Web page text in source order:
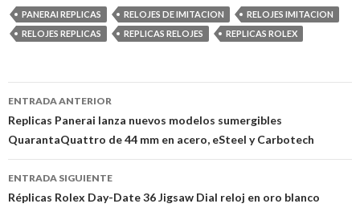
PANERAI REPLICAS RELOJES DE IMITACION
RELOJES IMITACION
RELOJES REPLICAS
REPLICAS RELOJES REPLICAS ROLEX
Ir
a
la
entrada
ENTRADA ANTERIOR
Replicas Panerai lanza nuevos modelos sumergibles
QuarantaQuattro de 44 mm en acero, eSteel y Carbotech
ENTRADA SIGUIENTE
Réplicas Rolex Day-Date 36 Jigsaw Dial reloj en oro blanco